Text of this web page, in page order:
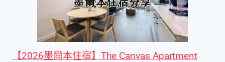
【2026墨爾本住宿】The Canvas Apartment